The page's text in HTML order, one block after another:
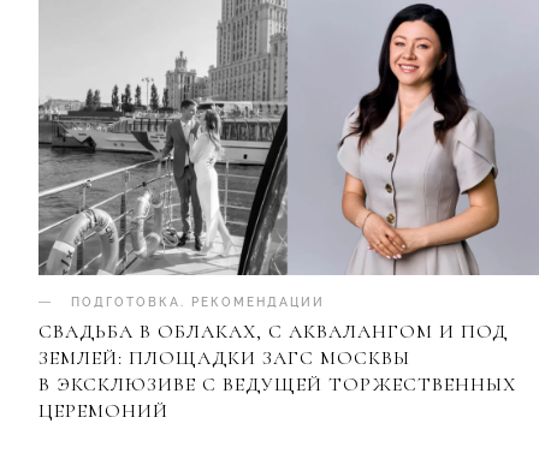
ПОДГОТОВКА РЕКОМЕНДАЦИИ
СВАДЬБА В ОБЛАКАХ, С АКВАЛАНГОМ И ПОД
ЗЕМЛЕЙ: ПЛОЩАДКИ ЗАГС МОСКВЫ
В ЭКСКЛЮЗИВЕ С ВЕДУЩЕЙ ТОРЖЕСТВЕННЫХ
ЦЕРЕМОНИЙ